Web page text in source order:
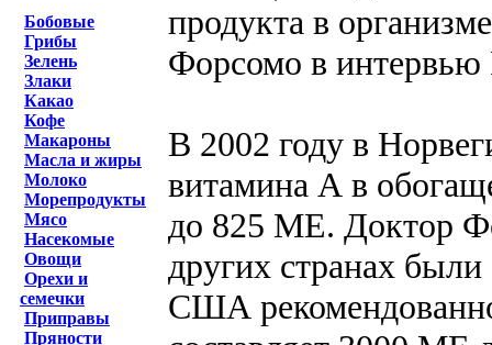
Бобовые
Грибы
Зелень
Злаки
Какао
Кофе
Макароны
Масла и жиры
Молоко
Морепродукты
Мясо
Насекомые
Овощи
Орехи и
семечки
Приправы
Пряности
продукта в
Форсомо в интервью
В 2002 году в
витамина А в
до 825 МЕ. Доктор
других странах
США